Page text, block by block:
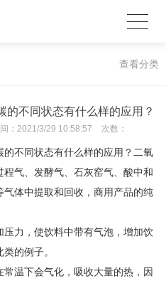
查看分类
的不同状态有什么样的应用？
： 2021/3/29 10:58:57 次数：
的不同状态有什么样的应用？二氧
气、发酵气、石灰窑气、酸中和
体中提取和回收，商用产品的纯
压力，使饮料中带有气泡，增加饮
的例子。
常温下会气化，吸收大量的热，因